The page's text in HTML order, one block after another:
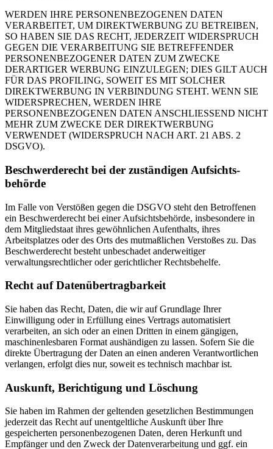
WERDEN IHRE PERSONENBEZOGENEN DATEN
VERARBEITET, UM DIREKTWERBUNG ZU BETREIBEN,
SO HABEN SIE DAS RECHT, JEDERZEIT WIDERSPRUCH
GEGEN DIE VERARBEITUNG SIE BETREFFENDER
PERSONENBEZOGENER DATEN ZUM ZWECKE
DERARTIGER WERBUNG EINZULEGEN; DIES GILT AUCH
FÜR DAS PROFILING, SOWEIT ES MIT SOLCHER
DIREKTWERBUNG IN VERBINDUNG STEHT. WENN SIE
WIDERSPRECHEN, WERDEN IHRE
PERSONENBEZOGENEN DATEN ANSCHLIESSEND NICHT
MEHR ZUM ZWECKE DER DIREKTWERBUNG
VERWENDET (WIDERSPRUCH NACH ART. 21 ABS. 2
DSGVO).
Beschwerde­recht bei der zuständigen Aufsichts­
behörde
Im Falle von Verstößen gegen die DSGVO steht den Betroffenen
ein Beschwerderecht bei einer Aufsichtsbehörde, insbesondere in
dem Mitgliedstaat ihres gewöhnlichen Aufenthalts, ihres
Arbeitsplatzes oder des Orts des mutmaßlichen Verstoßes zu. Das
Beschwerderecht besteht unbeschadet anderweitiger
verwaltungsrechtlicher oder gerichtlicher Rechtsbehelfe.
Recht auf Daten­übertrag­barkeit
Sie haben das Recht, Daten, die wir auf Grundlage Ihrer
Einwilligung oder in Erfüllung eines Vertrags automatisiert
verarbeiten, an sich oder an einen Dritten in einem gängigen,
maschinenlesbaren Format aushändigen zu lassen. Sofern Sie die
direkte Übertragung der Daten an einen anderen Verantwortlichen
verlangen, erfolgt dies nur, soweit es technisch machbar ist.
Auskunft, Berichtigung und Löschung
Sie haben im Rahmen der geltenden gesetzlichen Bestimmungen
jederzeit das Recht auf unentgeltliche Auskunft über Ihre
gespeicherten personenbezogenen Daten, deren Herkunft und
Empfänger und den Zweck der Datenverarbeitung und ggf. ein